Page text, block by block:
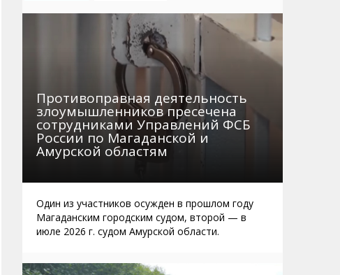
Телефоны
Автобусы Магадан – Аэропорт
Таблица приливов отливов
Интернет
Жилье
Не мусорить
Браконьеры
Противоправная деятельность
злоумышленников пресечена
сотрудниками Управлений ФСБ
России по Магаданской и
Амурской областям
Один из участников осужден в прошлом году
Магаданским городским судом, второй — в
июле 2026 г. судом Амурской области.